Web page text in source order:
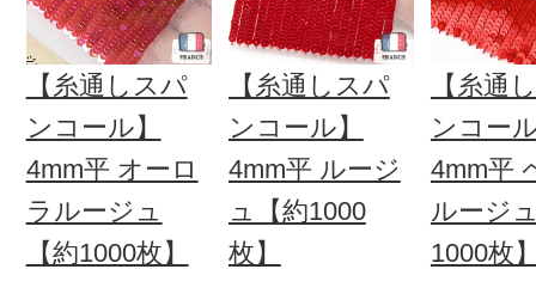
【糸通しスパ
ンコール】
4mm平 オーロ
ラルージュ
【約1000枚】
【糸通しスパ
ンコール】
4mm平 ルージ
ュ【約1000
枚】
【糸通
ンコー
4mm平
ルージ
1000枚